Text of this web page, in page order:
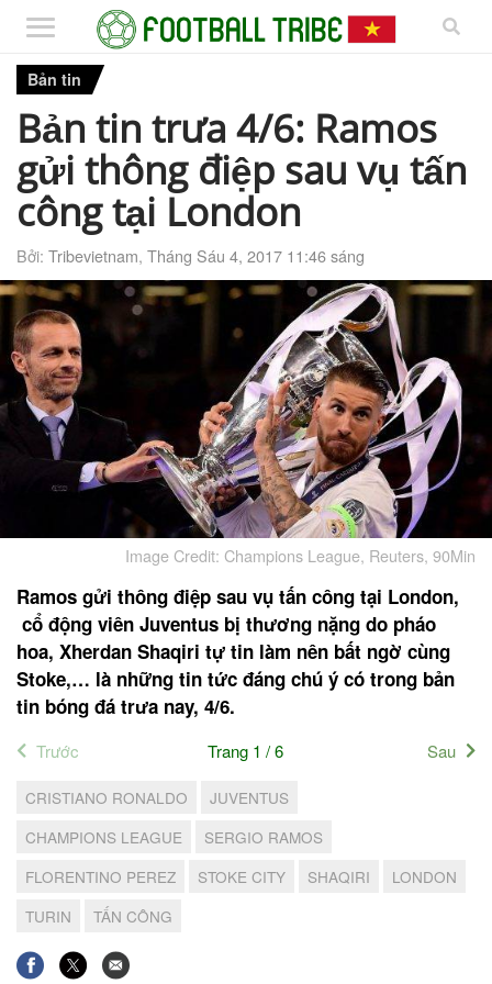
Bản tin
Bản tin trưa 4/6: Ramos
gửi thông điệp sau vụ tấn
công tại London
Bởi: Tribevietnam, Tháng Sáu 4, 2017 11:46 sáng
Image Credit: Champions League, Reuters, 90Min
Ramos gửi thông điệp sau vụ tấn công tại London,
cổ động viên Juventus bị thương nặng do pháo
hoa, Xherdan Shaqiri tự tin làm nên bất ngờ cùng
Stoke,… là những tin tức đáng chú ý có trong bản
tin bóng đá trưa nay, 4/6.
Trước Trang 1 / 6 Sau
CRISTIANO RONALDO
JUVENTUS
CHAMPIONS LEAGUE
SERGIO RAMOS
FLORENTINO PEREZ
STOKE CITY SHAQIRI
LONDON
TURIN
TẤN CÔNG